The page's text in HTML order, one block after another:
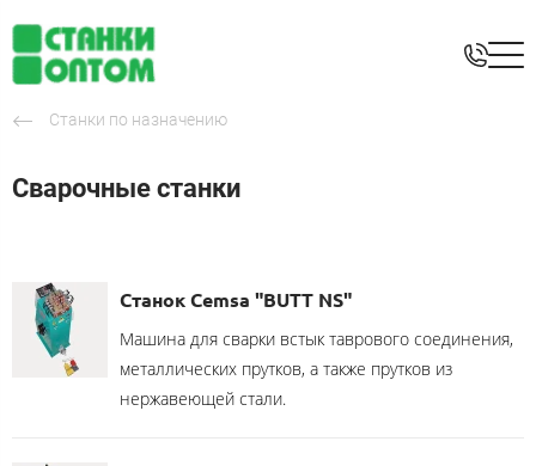
Станки по назначению
Сварочные станки
Станок Cemsa "BUTT NS"
Машина для сварки встык таврового соединения,
металлических прутков, а также прутков из
нержавеющей стали.